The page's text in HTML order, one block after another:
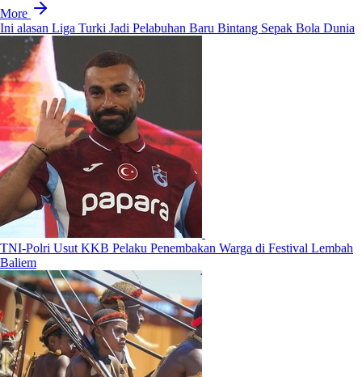
More
Ini alasan Liga Turki Jadi Pelabuhan Baru Bintang Sepak Bola Dunia
TNI-Polri Usut KKB Pelaku Penembakan Warga di Festival Lembah
Baliem